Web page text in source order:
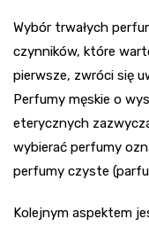
Wybór trwałych
czynników, które
pierwsze, zwróci się
Perfumy męskie o
eterycznych
wybierać perfumy
perfumy czyste
Kolejnym aspektem